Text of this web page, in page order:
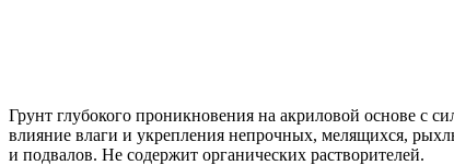
Грунт глубокого проникновения на акриловой основе с
влияние влаги и укрепления непрочных, мелящихся,
и подвалов. Не содержит органических растворителей.